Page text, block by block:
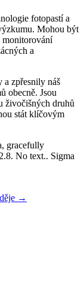
fotopastí a
Mohou být
monitorování
a
a zpřesnily náš
obecně. Jsou
živočišných druhů
stát klíčovým
→